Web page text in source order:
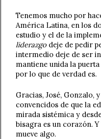
Tenemos mucho por
América Latina, en los
liderazgo deje de pedir
intermedio deje de ser
mantiene unida la
por lo que de verdad es.
Gracias, José, Gonzalo,
convencidos de que la
mirada sistémica y
bisagra es un corazón.
mueve algo.